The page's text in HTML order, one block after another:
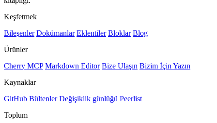
Keşfetmek
Bileşenler Dokümanlar Eklentiler Bloklar Blog
Ürünler
Cherry MCP Markdown Editor Bize Ulaşın Bizim İçin Yazın
Kaynaklar
GitHub Bültenler Değişiklik günlüğü Peerlist
Toplum